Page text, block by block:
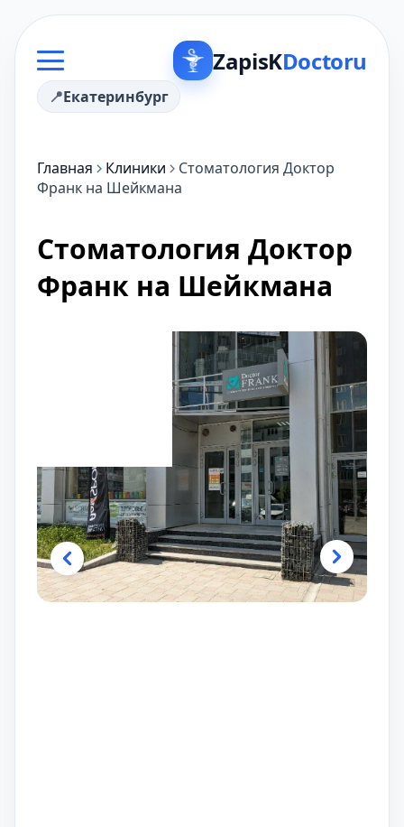
ZapisKDoctoru
Екатеринбург
Главная Клиники
Cтоматология Доктор
Франк на Шейкмана
Cтоматология Доктор
Франк на Шейкмана